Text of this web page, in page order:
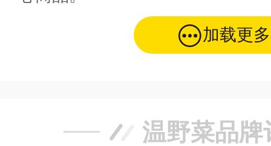
加载更多
温野菜品牌